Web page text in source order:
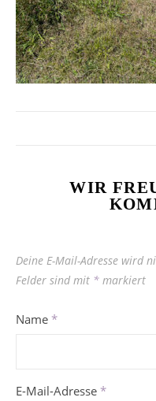
WIR
Deine E-Mail-Adresse wird
Felder sind mit * markiert
Name *
E-Mail-Adresse *